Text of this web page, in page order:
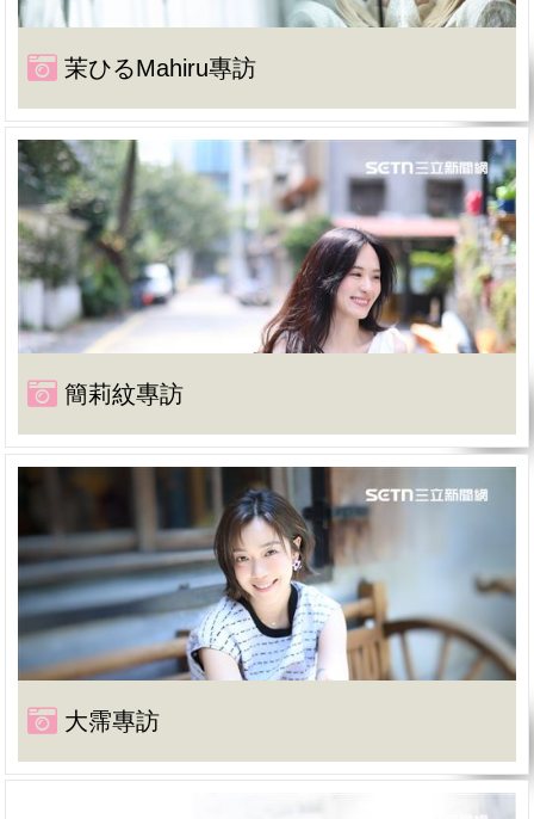
茉ひるMahiru專訪
簡莉紋專訪
大霈專訪